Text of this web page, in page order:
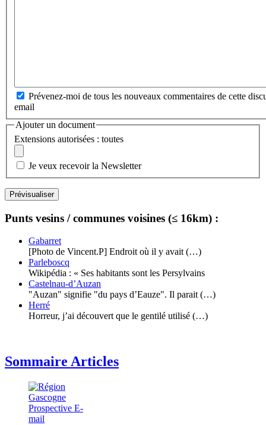
Prévenez-moi de tous les nouveaux commentaires de cette
email
Ajouter un document
Extensions autorisées : toutes
Je veux recevoir la Newsletter
Punts vesins / communes voisines (≤ 16km) :
Gabarret
[Photo de Vincent.P] Endroit où il y avait (…)
Parleboscq
Wikipédia : « Ses habitants sont les Persylvains
Castelnau-d’Auzan
"Auzan" signifie "du pays d’Eauze". Il parait (…)
Herré
Horreur, j’ai découvert que le gentilé utilisé (…)
Sommaire Articles